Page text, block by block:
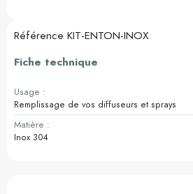
Référence KIT-ENTON-INOX
Fiche technique
Usage :
Remplissage de vos diffuseurs et sprays
Matière :
Inox 304